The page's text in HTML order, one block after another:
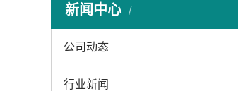
新闻中心
公司动态
行业新闻